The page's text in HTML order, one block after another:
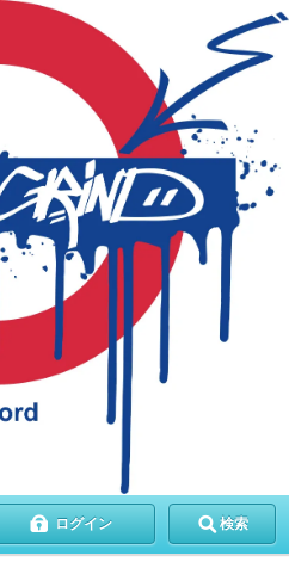
ログイン 検索